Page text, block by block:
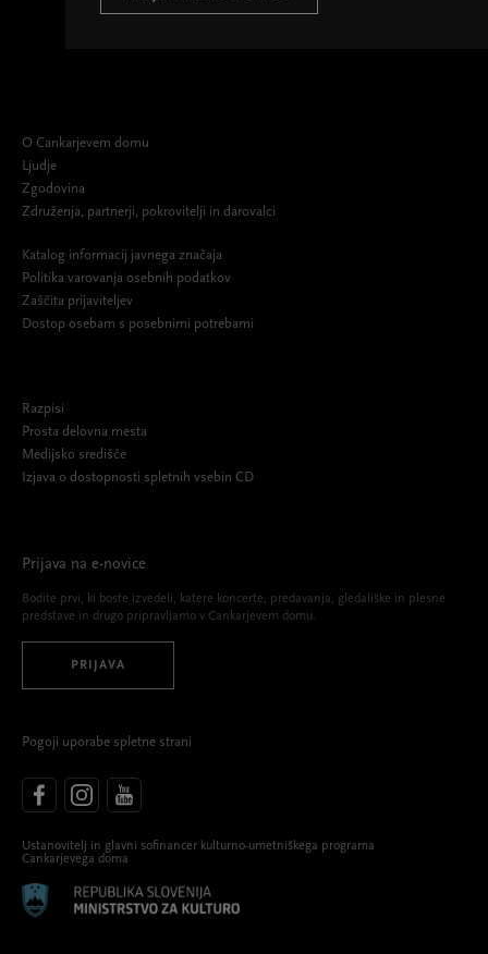
O Cankarjevem domu
Ljudje
Zgodovina
Združenja, partnerji, pokrovitelji in darovalci
Katalog informacij javnega značaja
Politika varovanja osebnih podatkov
Zaščita prijaviteljev
Dostop osebam s posebnimi potrebami
Razpisi
Prosta delovna mesta
Medijsko središče
Izjava o dostopnosti spletnih vsebin CD
Prijava na e-novice
Bodite prvi, ki boste izvedeli, katere koncerte, predavanja, gledališke in plesne
predstave in drugo pripravljamo v Cankarjevem domu.
PRIJAVA
Pogoji uporabe spletne strani
Ustanovitelj in glavni sofinancer kulturno-umetniškega programa
Cankarjevega doma